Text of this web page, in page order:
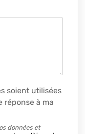
soient utilisées
réponse à ma
données et